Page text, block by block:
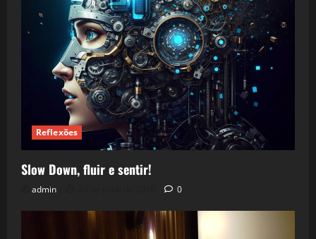
Reflexões
Slow Down, fluir e sentir!
admin 0